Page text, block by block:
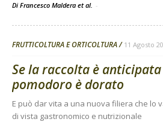
Di Francesco Maldera et al. -
FRUTTICOLTURA E ORTICOLTURA 11 Agosto
Se la raccolta è
pomodoro è dorato
E può dar vita a una nuova filiera che lo
di vista gastronomico e nutrizionale